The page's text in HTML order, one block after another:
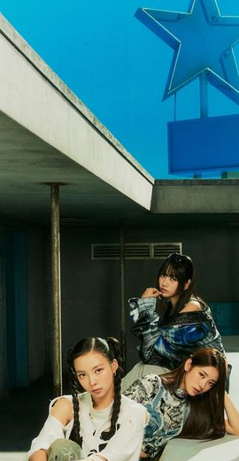
재개방 합의 근접…美 배상 선행돼야"
제주·인천 순회경선…박선원·최민희·서미
전대 당원투표 누적 득표율 45.42%로 1위…
선 제주·인천 당원투표…金 47.75%·鄭
코 이적 기뻐…등번호 7번 의미보단 팀 위해
경선, 제주·인천 권리당원 투표 김민석 승리
더위'…동해안 시간당 30㎜ '강한 비'[내일날
님이 원하는 마음 느꼈고, 많은 트로피 원해
'펄펄'…동해안 일부 지역엔 호의주의보
3명 늘어…누적 환자 3000명 돌파
물폭탄…도로 잠기고 담벼락 붕괴
종산삼 9뿌리 발견…감정가 1.3억원
다 실종 60대, 닷새 만에 숨진 채 발견
시안게임서 '홈팀' 일본과 한일전
모터보트 전복…1명 사망·1명 실종
지만…'낮 최고 35도' 무더위, 열대야 계속[다
·성접대 논란 사과…쇄신의 기회로 삼겠다"
대 논란' 축구협회 "실망과 걱정 안겨드려